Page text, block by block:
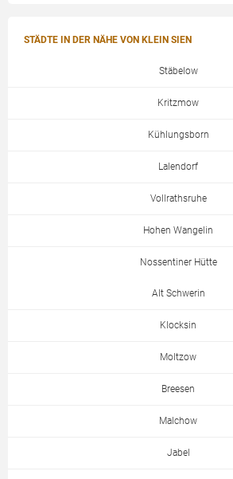
STÄDTE IN DER NÄHE VON KLEIN SIEN
Stäbelow
Kritzmow
Kühlungsborn
Lalendorf
Vollrathsruhe
Hohen Wangelin
Nossentiner Hütte
Alt Schwerin
Klocksin
Moltzow
Breesen
Malchow
Jabel